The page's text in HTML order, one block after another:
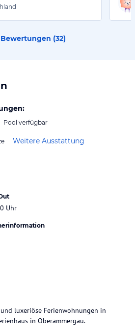
(32)
Pool verfügbar
Weitere Ausstattung
Uhr
luxeriöse Ferienwohnungen in